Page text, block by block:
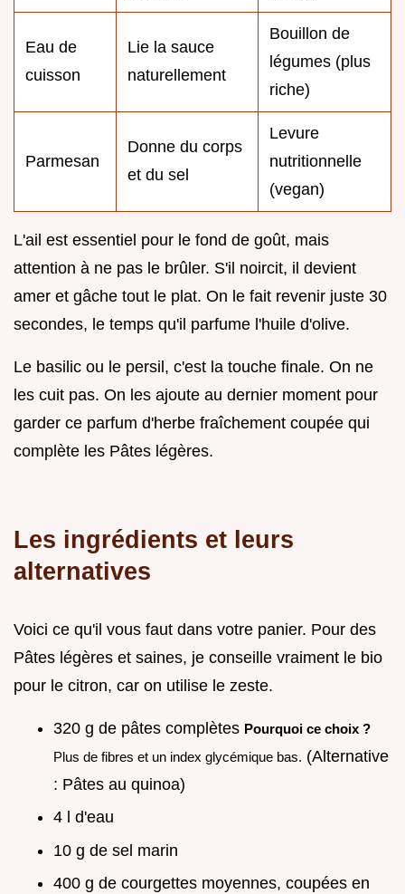
Eau de
cuisson
Lie la sauce
naturellement
Bouillon de
légumes (plus
riche)
Parmesan
Donne du corps
et du sel
Levure
nutritionnelle
(vegan)
L'ail est essentiel pour le fond de goût, mais
attention à ne pas le brûler. S'il noircit, il devient
amer et gâche tout le plat. On le fait revenir juste 30
secondes, le temps qu'il parfume l'huile d'olive.
Le basilic ou le persil, c'est la touche finale. On ne
les cuit pas. On les ajoute au dernier moment pour
garder ce parfum d'herbe fraîchement coupée qui
complète les Pâtes légères.
Les ingrédients et leurs
alternatives
Voici ce qu'il vous faut dans votre panier. Pour des
Pâtes légères et saines, je conseille vraiment le bio
pour le citron, car on utilise le zeste.
320 g de pâtes complètes Pourquoi ce choix ?
Plus de fibres et un index glycémique bas. (Alternative
: Pâtes au quinoa)
4 l d'eau
10 g de sel marin
400 g de courgettes moyennes, coupées en